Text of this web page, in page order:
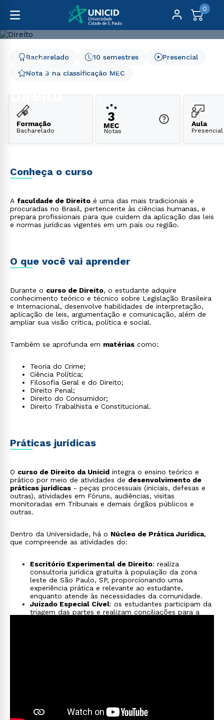
0
Graduação
Direito, Relações Internacionais e Ciências Políticas
Direito
Direito
Nota 3 na classificação MEC
10 semestres
Bacharelado Presencial
Formação
Bacharelado Notas
Aula
Presencial
Conheça o curso
A faculdade de Direito é uma das mais tradicionais e
procuradas no Brasil, pertencente às ciências humanas, e
prepara profissionais para que cuidem da aplicação das leis
e normas jurídicas vigentes em um país ou região.
O que você vai aprender
Durante o curso de Direito, o estudante adquire
conhecimento teórico e técnico sobre Legislação Brasileira
e Internacional, desenvolve habilidades de interpretação,
aplicação de leis, argumentação e comunicação, além de
ampliar sua visão crítica, política e social.
Também se aprofunda em matérias como:
Teoria do Crime;
Ciência Política;
Filosofia Geral e do Direito;
Direito Penal;
Direito do Consumidor;
Direito Trabalhista e Constitucional.
Práticas jurídicas
O curso de Direito da Unicid integra o ensino teórico e
prático por meio de atividades de desenvolvimento de
práticas jurídicas - peças processuais (iniciais, defesas e
outras), atividades em Fóruns, audiências, visitas
monitoradas em Tribunais e demais órgãos públicos e
outras.
Dentro da Universidade, há o Núcleo de Prática Jurídica,
que compreende as atividades do:
Escritório Experimental de Direito: realiza
consultoria jurídica gratuita à população da zona
leste de São Paulo, SP, proporcionando uma
experiência prática e relevante ao estudante,
enquanto atende às necessidades da comunidade.
Juizado Especial Cível: os estudantes participam da
triagem das partes e realizam conciliações para a